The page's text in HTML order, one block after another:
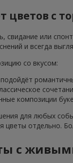
цветов с
свидание или
и всегда
со вкусом:
композиции
для любых
цветы отдельно.
с